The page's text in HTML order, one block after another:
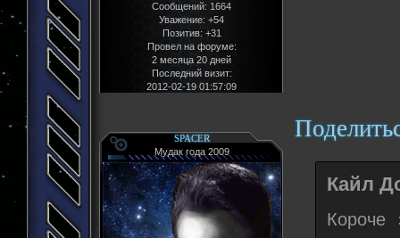
Сообщений: 1664
Уважение: +54
Позитив: +31
Провел на форуме:
2 месяца 20 дней
Последний визит:
2012-02-19 01:57:09
SPACER
Мудак года 2009
Кайл
Короче